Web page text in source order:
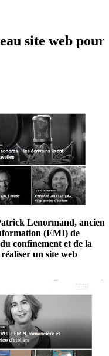
site web pour
Lenormand, ancien
(EMI) de
confinement et de la
un site web